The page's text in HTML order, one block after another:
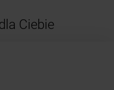
Ciebie